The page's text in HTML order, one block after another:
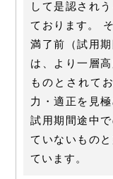
して是認され
ております。
満了前（試用
は、より一層
ものとされて
力・適正を見
試用期間途中
ていないもの
ています。